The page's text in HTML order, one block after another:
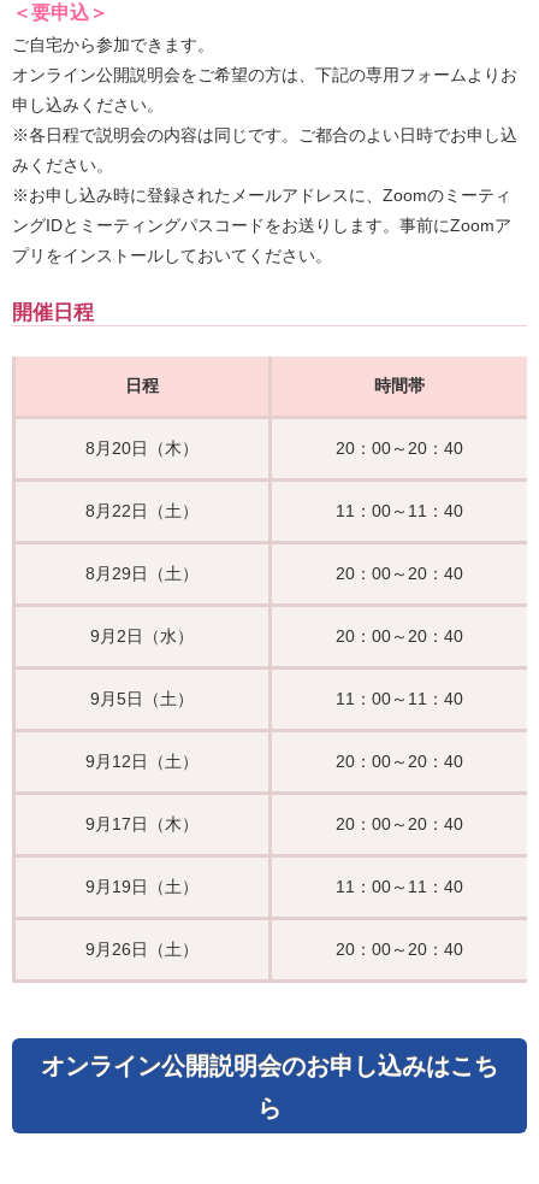
＜要申込＞
ご自宅から参加できます。
オンライン公開説明会をご希望の方は、下記の専用フォームよりお
申し込みください。
※各日程で説明会の内容は同じです。ご都合のよい日時でお申し込
みください。
※お申し込み時に登録されたメールアドレスに、Zoomのミーティ
ングIDとミーティングパスコードをお送りします。事前にZoomア
プリをインストールしておいてください。
開催日程
日程 時間帯
8月20日（木） 20：00～20：40
8月22日（土） 11：00～11：40
8月29日（土） 20：00～20：40
9月2日（水） 20：00～20：40
9月5日（土） 11：00～11：40
9月12日（土） 20：00～20：40
9月17日（木） 20：00～20：40
9月19日（土） 11：00～11：40
9月26日（土） 20：00～20：40
オンライン公開説明会のお申し込みはこち
ら